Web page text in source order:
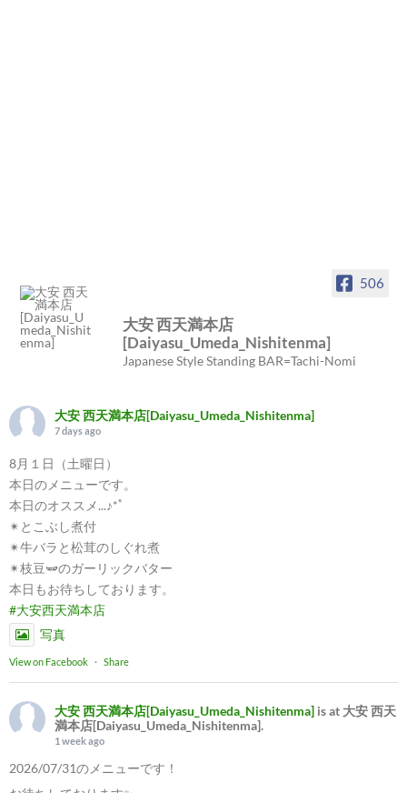
506
大安 西天満本店
[Daiyasu_Umeda_Nishitenma]
Japanese Style Standing BAR=Tachi-Nomi
大安 西天満本店[Daiyasu_Umeda_Nishitenma]
7 days ago
8月１日（土曜日）
本日のメニューです。
本日のオススメ...♪*ﾟ
✴︎とこぶし煮付
✴︎牛バラと松茸のしぐれ煮
✴︎枝豆🫛のガーリックバター
本日もお待ちしております。
#大安西天満本店
写真
View on Facebook · Share
大安 西天満本店[Daiyasu_Umeda_Nishitenma] is at 大安 西天
満本店[Daiyasu_Umeda_Nishitenma].
1 week ago
2026/07/31のメニューです！